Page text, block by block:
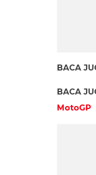
BACA
BACA
MotoGP